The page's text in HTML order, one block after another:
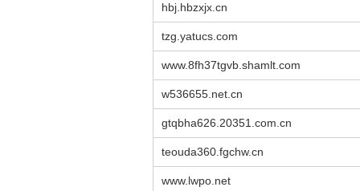
hbj.hbzxjx.cn
tzg.yatucs.com
www.8fh37tgvb.shamlt.com
w536655.net.cn
gtqbha626.20351.com.cn
teouda360.fgchw.cn
www.lwpo.net